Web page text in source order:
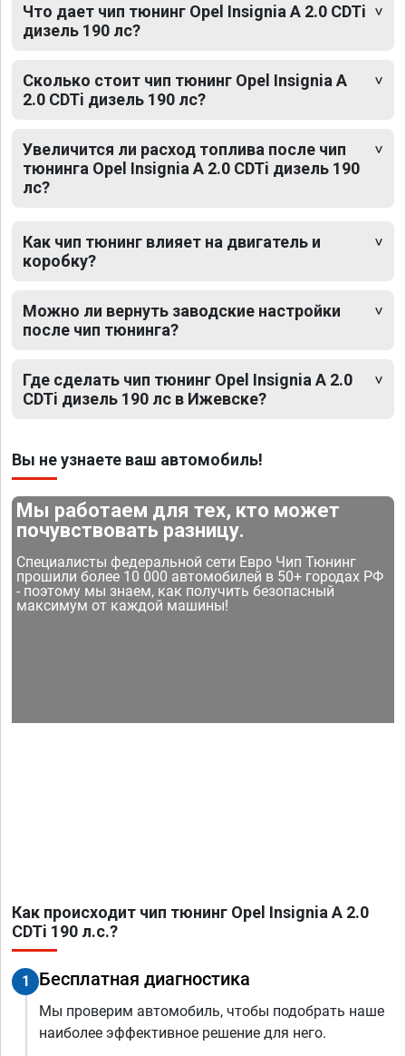
Что дает чип тюнинг Opel Insignia A 2.0 CDTi
дизель 190 лс?
Сколько стоит чип тюнинг Opel Insignia A
2.0 CDTi дизель 190 лс?
Увеличится ли расход топлива после чип
тюнинга Opel Insignia A 2.0 CDTi дизель 190
лс?
Как чип тюнинг влияет на двигатель и
коробку?
Можно ли вернуть заводские настройки
после чип тюнинга?
Где сделать чип тюнинг Opel Insignia A 2.0
CDTi дизель 190 лс в Ижевске?
Вы не узнаете ваш автомобиль!
Мы работаем для тех, кто может
почувствовать разницу.
Специалисты федеральной сети Евро Чип Тюнинг
прошили более 10 000 автомобилей в 50+ городах РФ
- поэтому мы знаем, как получить безопасный
максимум от каждой машины!
Как происходит чип тюнинг Opel Insignia A 2.0
CDTi 190 л.с.?
1 Бесплатная диагностика
Мы проверим автомобиль, чтобы подобрать наше
наиболее эффективное решение для него.